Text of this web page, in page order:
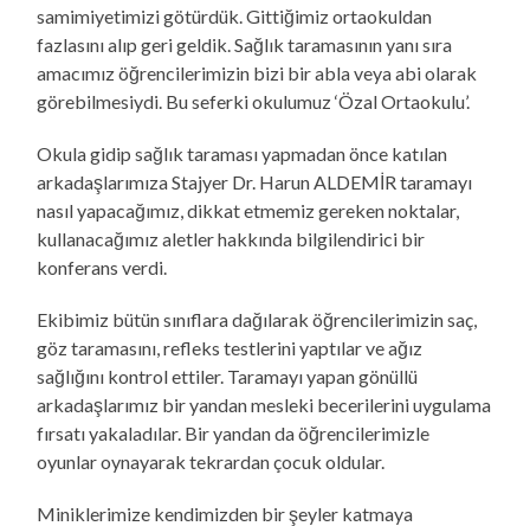
samimiyetimizi götürdük. Gittiğimiz ortaokuldan
fazlasını alıp geri geldik. Sağlık taramasının yanı sıra
amacımız öğrencilerimizin bizi bir abla veya abi olarak
görebilmesiydi. Bu seferki okulumuz ‘Özal Ortaokulu’.
Okula gidip sağlık taraması yapmadan önce katılan
arkadaşlarımıza Stajyer Dr. Harun ALDEMİR taramayı
nasıl yapacağımız, dikkat etmemiz gereken noktalar,
kullanacağımız aletler hakkında bilgilendirici bir
konferans verdi.
Ekibimiz bütün sınıflara dağılarak öğrencilerimizin saç,
göz taramasını, refleks testlerini yaptılar ve ağız
sağlığını kontrol ettiler. Taramayı yapan gönüllü
arkadaşlarımız bir yandan mesleki becerilerini uygulama
fırsatı yakaladılar. Bir yandan da öğrencilerimizle
oyunlar oynayarak tekrardan çocuk oldular.
Miniklerimize kendimizden bir şeyler katmaya